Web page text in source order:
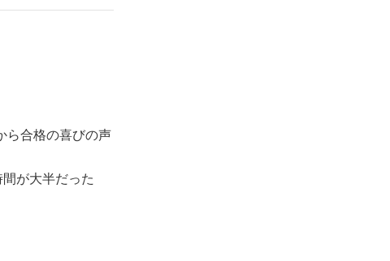
）合格すること
かなと考えてい
ら合格の喜びの声
が大半だった